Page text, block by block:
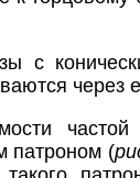
с
патроном (